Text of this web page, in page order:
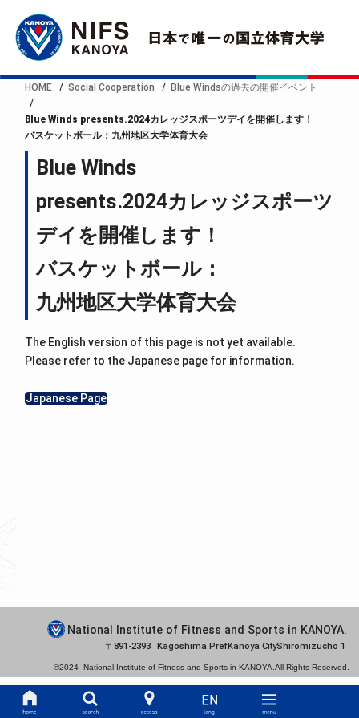
HOME Social Cooperation Blue Windsの過去の開催イベント
Blue Winds presents.2024カレッジスポーツデイを開催します！
バスケットボール：九州地区大学体育大会
Blue Winds
presents.2024カレッジスポーツ
デイを開催します！
バスケットボール：
九州地区大学体育大会
The English version of this page is not yet available.
Please refer to the Japanese page for information.
Japanese Page
National Institute of Fitness and Sports in KANOYA.
891-2393 Kagoshima PrefKanoya CityShiromizucho 1
©2024- National Institute of Fitness and Sports in KANOYA.All Rights Reserved.